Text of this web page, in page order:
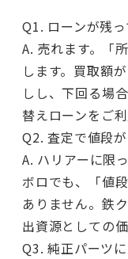
Q1. ローンが残
A. 売れます。「
します。買取額
しし、下回る場
替えローンをご
Q2. 査定で値段
A. ハリアーに限
ボロでも、「値
ありません。鉄
出資源としての
Q3. 純正パーツ